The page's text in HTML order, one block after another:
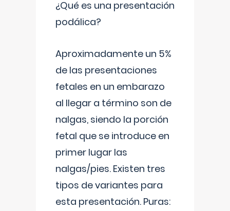
¿Qué es una presentación
podálica?
Aproximadamente un 5%
de las presentaciones
fetales en un embarazo
al llegar a término son de
nalgas, siendo la porción
fetal que se introduce en
primer lugar las
nalgas/pies. Existen tres
tipos de variantes para
esta presentación. Puras: